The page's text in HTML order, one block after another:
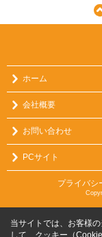
ホーム
会社概要
お問い合わせ
PCサイト
プライバシ
当サイトでは、お客様
して、クッキー（